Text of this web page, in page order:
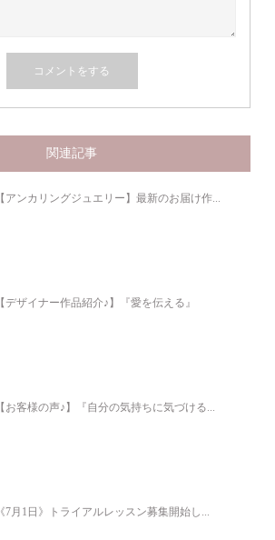
関連記事
【アンカリングジュエリー】最新のお届け作...
【デザイナー作品紹介♪】『愛を伝える』
【お客様の声♪】『自分の気持ちに気づける...
《7月1日》トライアルレッスン募集開始し...